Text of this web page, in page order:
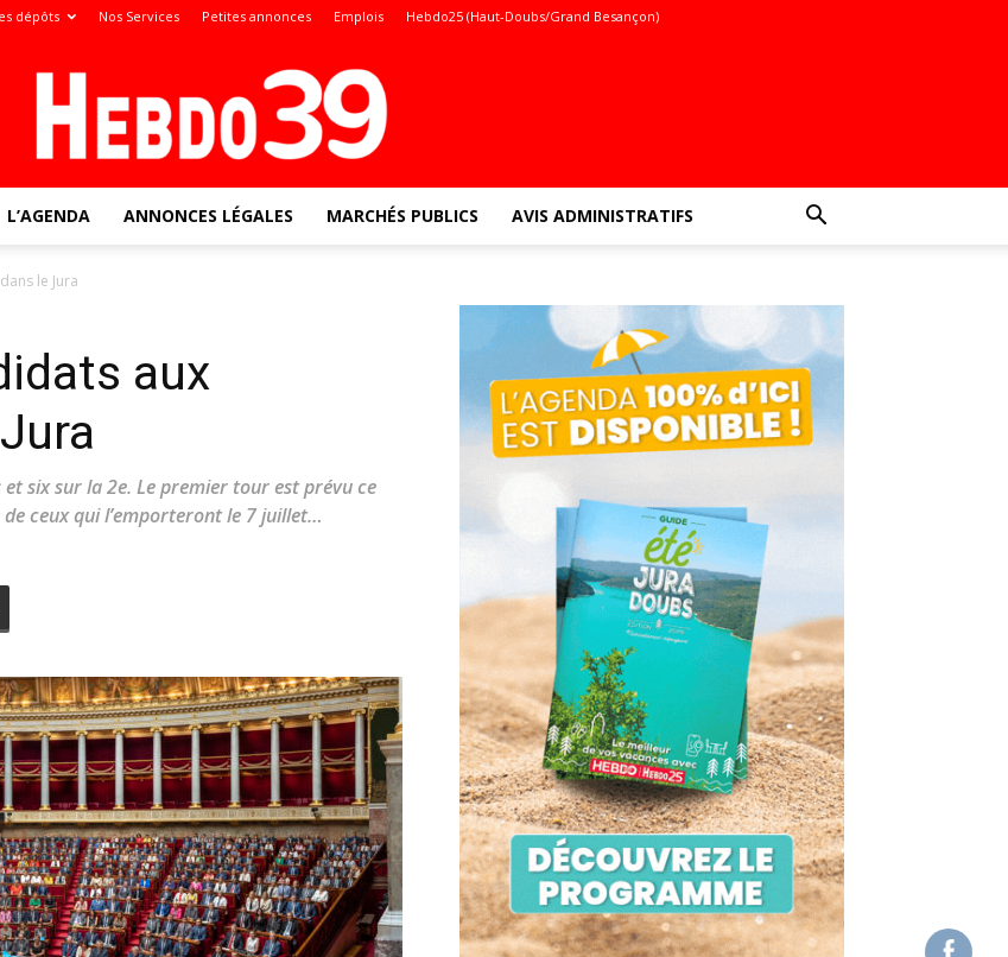
dépôts Nos Services Petites annonces Emplois Hebdo25 (Haut-Doubs/Grand Besançon)
l'info
locale
L’AGENDA ANNONCES LÉGALES MARCHÉS PUBLICS AVIS ADMINISTRATIFS
le Jura
aux
six sur la 2e. Le premier tour est prévu ce
ceux qui l’emporteront le 7 juillet…